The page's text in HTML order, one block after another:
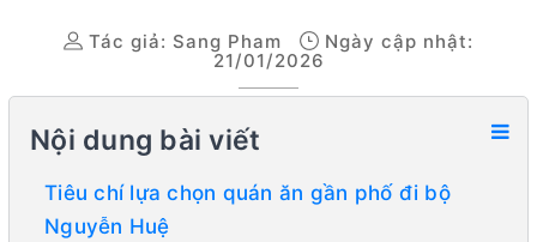
Tác giả: Sang Pham
Ngày cập nhật:
21/01/2026
Nội dung bài viết
Tiêu chí lựa chọn quán ăn gần phố đi bộ
Nguyễn Huệ